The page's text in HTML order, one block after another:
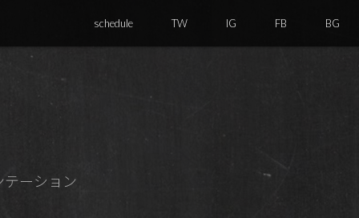
schedule TW IG FB BG
テーション